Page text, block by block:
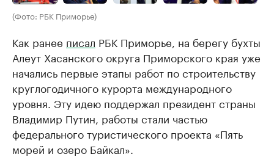
(Фото: РБК Приморье)
Как ранее писал РБК Приморье, на берегу бухты
Алеут Хасанского округа Приморского края уже
начались первые этапы работ по строительству
круглогодичного курорта международного
уровня. Эту идею поддержал президент страны
Владимир Путин, работы стали частью
федерального туристического проекта «Пять
морей и озеро Байкал».